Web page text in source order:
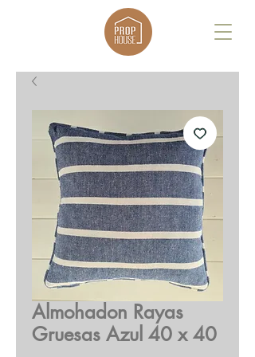
Almohadon Rayas
Gruesas Azul 40 x 40